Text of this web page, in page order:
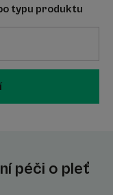
typu produktu
péči o pleť